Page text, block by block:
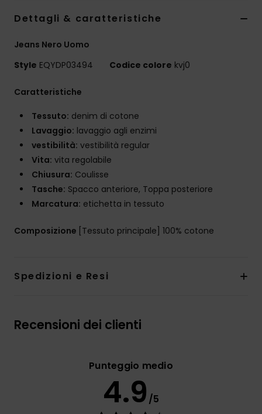
Dettagli & caratteristiche
Jeans Nero Uomo
Style EQYDP03494 Codice colore kvj0
Caratteristiche
Tessuto: denim di cotone
Lavaggio: lavaggio agli enzimi
vestibilità: vestibilità regular
Vita: vita regolabile
Chiusura: Coulisse
Tasche: Spacco anteriore, Toppa posteriore
Marcatura: etichetta in tessuto
Composizione [Tessuto principale] 100% cotone
Spedizioni e Resi
Recensioni dei clienti
Punteggio medio
4.9 /5